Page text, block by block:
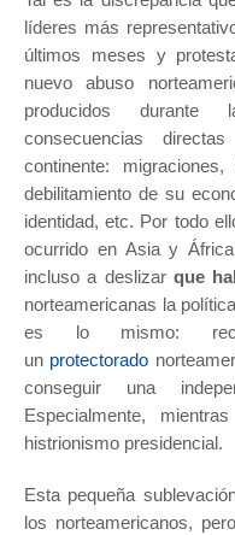
líderes más
últimos meses y
nuevo abuso
producidos durante
consecuencias
continente:
debilitamiento de su
identidad, etc. Por todo
ocurrido en Asia y
incluso a deslizar que
norteamericanas la
es lo mismo:
un protectorado
conseguir una
Especialmente,
histrionismo presidencial.
Esta pequeña
los norteamericanos,